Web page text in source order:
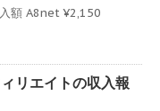
額 A8net ¥2,150
リエイトの収入報